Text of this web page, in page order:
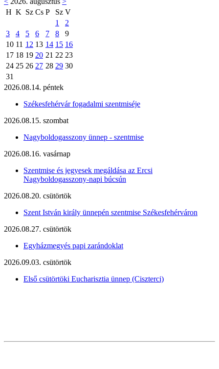
H K Sz Cs P Sz V
1
2
3
4 5 6 7 8
9
10 11 12 13 14 15 16
17 18 19 20 21 22 23
24 25 26 27 28 29 30
31
2026.08.14. péntek
Székesfehérvár fogadalmi szentmiséje
2026.08.15. szombat
Nagyboldogasszony ünnep - szentmise
2026.08.16. vasárnap
Szentmise és jegyesek megáldása az Ercsi
Nagyboldogasszony-napi búcsún
2026.08.20. csütörtök
Szent István király ünnepén szentmise Székesfehérváron
2026.08.27. csütörtök
Egyházmegyés papi zarándoklat
2026.09.03. csütörtök
Első csütörtöki Eucharisztia ünnep (Ciszterci)